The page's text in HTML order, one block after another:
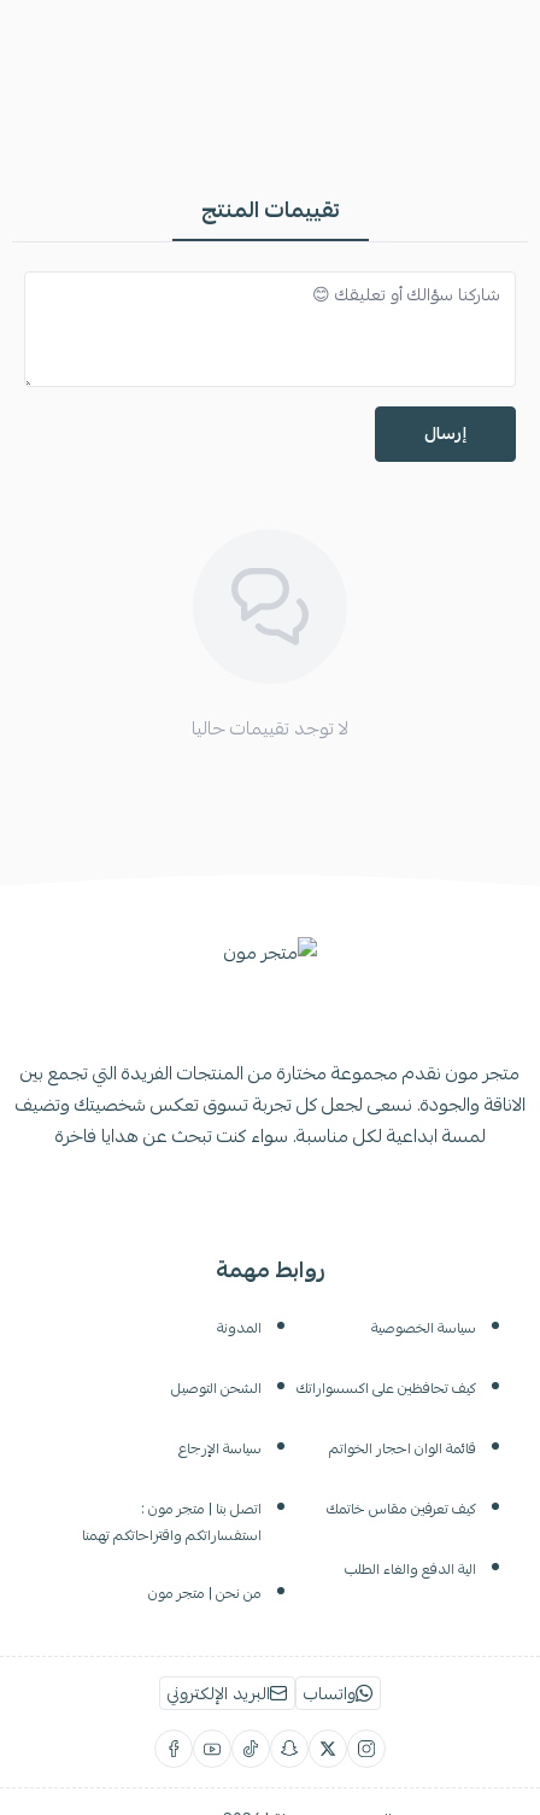
تقييمات المنتج
إرسال
لا توجد تقييمات حاليا
روابط مهمة
سياسة الخصوصية
كيف تحافظين على اكسسواراتك
قائمة الوان احجار الخواتم
كيف تعرفين مقاس خاتمك
الية الدفع والغاء الطلب
المدونة
الشحن التوصيل
سياسة الإرجاع
اتصل بنا | متجر مون :
استفساراتكم واقتراحاتكم تهمنا
من نحن | متجر مون
متجر مون نقدم مجموعة مختارة من المنتجات الفريدة التي تجمع بين
الاناقة والجودة. نسعى لجعل كل تجربة تسوق تعكس شخصيتك وتضيف
لمسة ابداعية لكل مناسبة. سواء كنت تبحث عن هدايا فاخرة
واتساب البريد الإلكتروني